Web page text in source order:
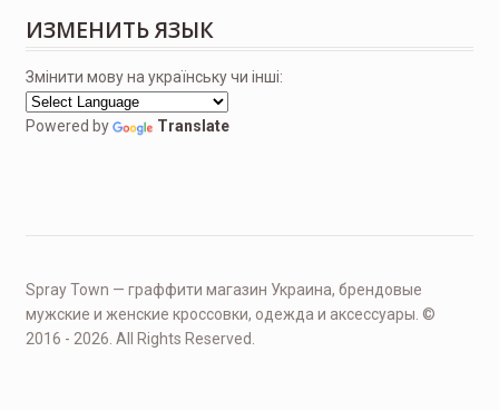
ИЗМЕНИТЬ ЯЗЫК
Змінити мову на українську чи інші:
Powered by Translate
Spray Town — граффити магазин Украина, брендовые
мужские и женские кроссовки, одежда и аксессуары. ©
2016 - 2026. All Rights Reserved.